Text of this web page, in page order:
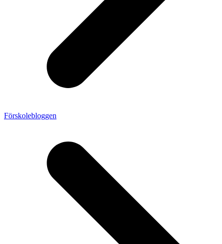
Förskolebloggen